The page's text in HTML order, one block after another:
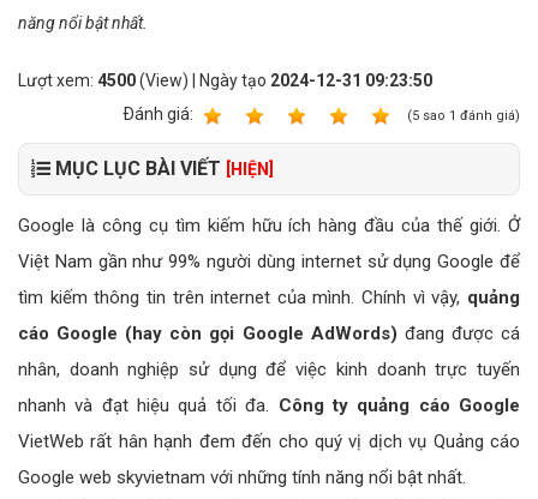
năng nổi bật nhất.
Lượt xem: 4500(View) | Ngày tạo 2024-12-31 09:23:50
Ðánh giá:
(5 sao 1 đánh giá)
MỤC LỤC BÀI VIẾT [HIỆN]
Google là công cụ tìm kiếm hữu ích hàng đầu của thế giới. Ở
Việt Nam gần như 99% người dùng internet sử dụng Google để
tìm kiếm thông tin trên internet của mình. Chính vì vậy, quảng
cáo Google (hay còn gọi Google AdWords) đang được cá
nhân, doanh nghiệp sử dụng để việc kinh doanh trực tuyến
nhanh và đạt hiệu quả tối đa. Công ty quảng cáo Google
VietWeb rất hân hạnh đem đến cho quý vị dịch vụ Quảng cáo
Google web skyvietnam với những tính năng nổi bật nhất.